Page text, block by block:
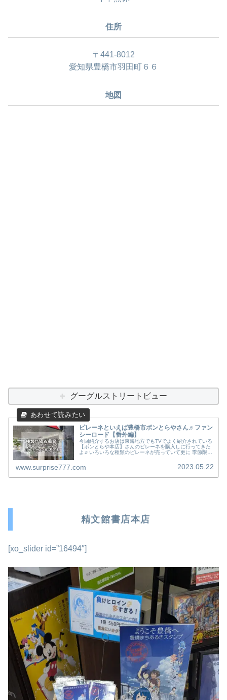
住所
〒441-8012
愛知県豊橋市羽田町６６
地図
グーグルストリートビュー
ピレーネといえば豊橋市ボンとらやさん♬ファン
シーロード【番外編】
今回紹介するお店は東海地方でもTVでよく紹介されている
【ボンとらや本店】さんのピレーネを購入しに行ってきた
よ♬いろいろな種類のピレーネが売っていて更に 季節限定
www.surprise777.com 2023.05.22
精文館書店本店
[xo_slider id=”16494″]